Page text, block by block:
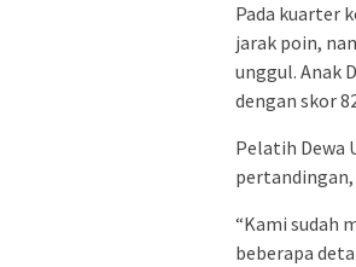
Pada kuarter
jarak poin,
unggul. Anak
dengan skor
Pelatih Dewa
“Kami sudah
beberapa